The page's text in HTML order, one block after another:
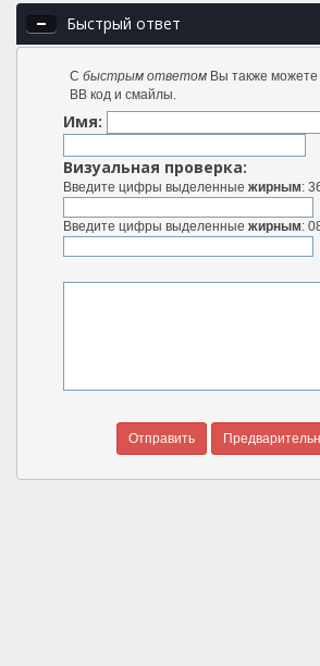
Быстрый ответ
С быстрым ответомВы также можете
BB код и смайлы.
Имя:
Визуальная проверка:
Введите цифры выделенные жирным:
Введите цифры выделенные жирным: